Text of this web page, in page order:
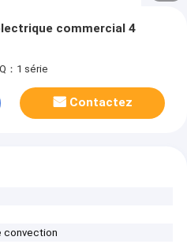
commercial 4
：1 série
Contactez
convection